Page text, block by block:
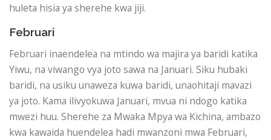
huleta hisia ya sherehe kwa jiji.
Februari
Februari inaendelea na mtindo wa majira ya baridi katika
Yiwu, na viwango vya joto sawa na Januari. Siku hubaki
baridi, na usiku unaweza kuwa baridi, unaohitaji mavazi
ya joto. Kama ilivyokuwa Januari, mvua ni ndogo katika
mwezi huu. Sherehe za Mwaka Mpya wa Kichina, ambazo
kwa kawaida huendelea hadi mwanzoni mwa Februari,